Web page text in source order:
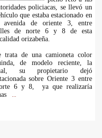
policiacas, se llevó un
que estaba estacionado en
avenida de oriente 3, entre
de norte 6 y 8 de esta
orizabeña.
trata de una camioneta color
de modelo reciente, la
su propietario dejó
sobre Oriente 3 entre
6 y 8, ya que realizaría